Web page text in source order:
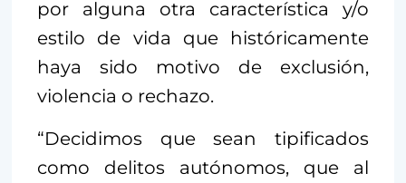
por alguna otra característica y/o
estilo de vida que históricamente
haya sido motivo de exclusión,
violencia o rechazo.
“Decidimos que sean tipificados
como delitos autónomos, que al